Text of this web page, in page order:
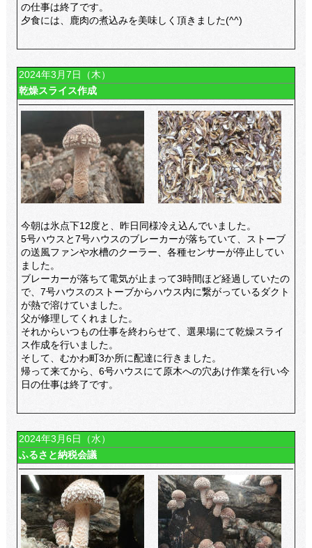
の仕事は終了です。
夕食には、鹿肉の煮込みを美味しく頂きました(^^)
2024年3月7日（木）
乾燥スライス作成
今朝は氷点下12度と、昨日同様冷え込んでいました。
5号ハウスと7号ハウスのブレーカーが落ちていて、ストーブ
の送風ファンや水槽のクーラー、各種センサーが停止してい
ました。
ブレーカーが落ちて電気が止まって3時間ほど経過していたの
で、7号ハウスのストーブからハウス内に繋がっているダクト
が熱で溶けていました。
父が修理してくれました。
それからいつもの仕事を終わらせて、選果場にて乾燥スライ
ス作成を行いました。
そして、むかわ町3か所に配達に行きました。
帰って来てから、6号ハウスにて原木への穴あけ作業を行い今
日の仕事は終了です。
2024年3月6日（水）
ふるさと納税会議